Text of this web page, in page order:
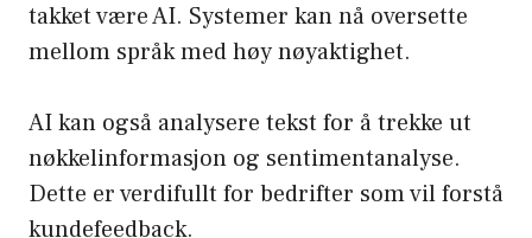
takket være AI. Systemer kan nå oversette
mellom språk med høy nøyaktighet.
AI kan også analysere tekst for å trekke ut
nøkkelinformasjon og sentimentanalyse.
Dette er verdifullt for bedrifter som vil forstå
kundefeedback.